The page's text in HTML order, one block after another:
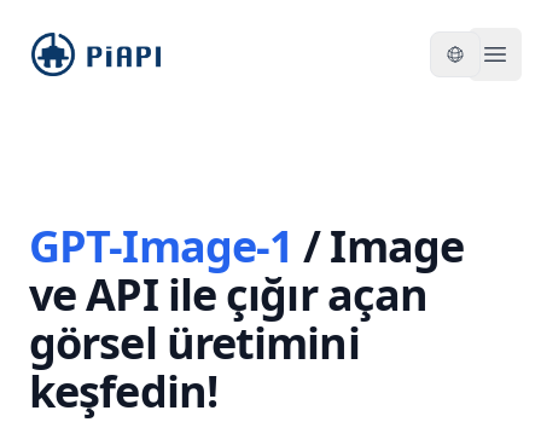
piapi
GPT-Image-1 /Image
ve API ile çığır açan
görsel üretimini
keşfedin!